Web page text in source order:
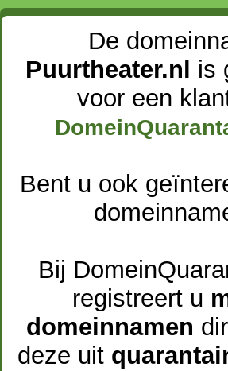
De
Puurtheater.nl
is
voor een
Bent u ook
Bij
registreert u
domeinnamen
deze uit